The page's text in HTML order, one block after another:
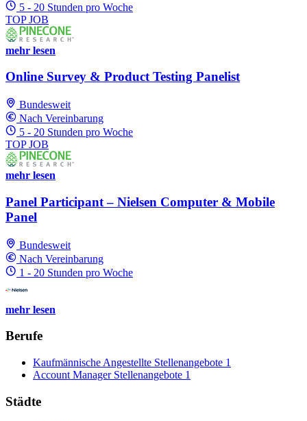
5 - 20 Stunden pro Woche
TOP JOB
mehr lesen
Online Survey & Product Testing Panelist
Bundesweit
Nach Vereinbarung
5 - 20 Stunden pro Woche
TOP JOB
mehr lesen
Panel Participant – Nielsen Computer & Mobile
Panel
Bundesweit
Nach Vereinbarung
1 - 20 Stunden pro Woche
mehr lesen
Berufe
Kaufmännische Angestellte Stellenangebote 1
Account Manager Stellenangebote 1
Städte